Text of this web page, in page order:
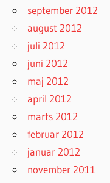
september 2012
august 2012
juli 2012
juni 2012
maj 2012
april 2012
marts 2012
februar 2012
januar 2012
november 2011